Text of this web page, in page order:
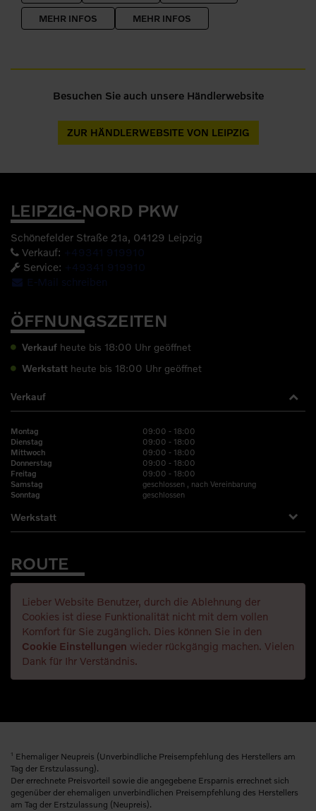
MEHR INFOS MEHR INFOS
Besuchen Sie auch unsere Händlerwebsite
ZUR HÄNDLERWEBSITE VON LEIPZIG
LEIPZIG-NORD PKW
Schönefelder Straße 21a, 04129 Leipzig
Verkauf: +49341 919910
Service: +49341 919910
E-Mail schreiben
ÖFFNUNGSZEITEN
Verkaufheute bis 18:00 Uhr geöffnet
Werkstattheute bis 18:00 Uhr geöffnet
Verkauf
Montag 09:00 - 18:00
Dienstag 09:00 - 18:00
Mittwoch 09:00 - 18:00
Donnerstag 09:00 - 18:00
Freitag 09:00 - 18:00
Samstag geschlossen , nach Vereinbarung
Sonntag geschlossen
Werkstatt
ROUTE
Lieber Website Benutzer, durch die Ablehnung der
Cookies ist diese Funktionalität nicht mit dem vollen
Komfort für Sie zugänglich. Dies können Sie in den
Cookie Einstellungen wieder rückgängig machen. Vielen
Dank für Ihr Verständnis.
1 Ehemaliger Neupreis (Unverbindliche Preisempfehlung des Herstellers am
Tag der Erstzulassung).
Der errechnete Preisvorteil sowie die angegebene Ersparnis errechnet sich
gegenüber der ehemaligen unverbindlichen Preisempfehlung des Herstellers
am Tag der Erstzulassung (Neupreis).